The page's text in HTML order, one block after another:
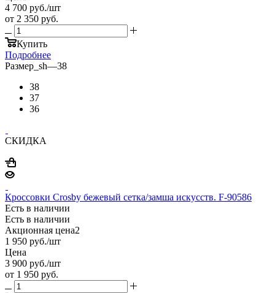
4 700 руб./шт
от 2 350 руб.
Купить
Подробнее
Размер_sh—38
38
37
36
СКИДКА
Кроссовки Crosby бежевый сетка/замша искусств. F-90586
Есть в наличии
Есть в наличии
Акционная цена2
1 950 руб./шт
Цена
3 900 руб./шт
от 1 950 руб.